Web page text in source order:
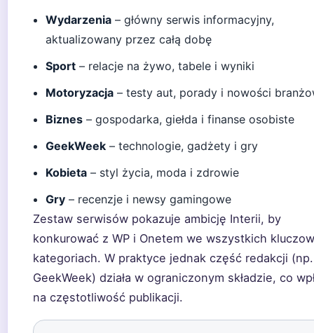
Wydarzenia – główny serwis informacyjny,
aktualizowany przez całą dobę
Sport – relacje na żywo, tabele i wyniki
Motoryzacja – testy aut, porady i nowości
Biznes – gospodarka, giełda i finanse osobiste
GeekWeek – technologie, gadżety i gry
Kobieta – styl życia, moda i zdrowie
Gry – recenzje i newsy gamingowe
Zestaw serwisów pokazuje ambicję Interii, by
konkurować z WP i Onetem we wszystkich
kategoriach. W praktyce jednak część redakcji (np.
GeekWeek) działa w ograniczonym składzie, co
na częstotliwość publikacji.